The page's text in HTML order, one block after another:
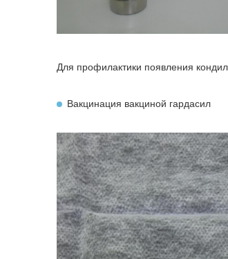
Для профилактики появления
Вакцинация вакциной гардасил